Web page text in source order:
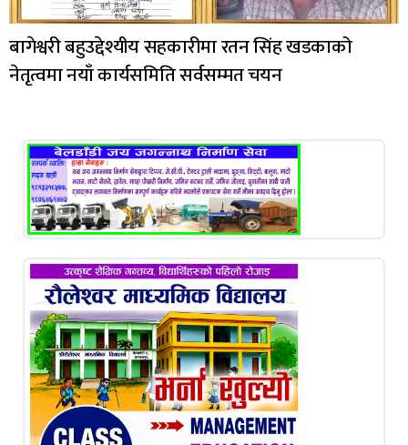
बागेश्वरी बहुउद्देश्यीय सहकारीमा रतन सिंह खडकाको
नेतृत्वमा नयाँ कार्यसमिति सर्वसम्मत चयन